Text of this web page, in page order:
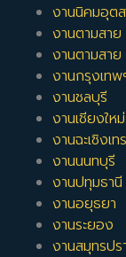
งานนิคมอุต
งานตามสาย
งานตามสาย
งานกรุงเทพ
งานชลบุรี
งานเชียงใหม่
งานฉะเชิงเท
งานนนทบุรี
งานปทุมธานี
งานอยุธยา
งานระยอง
งานสมุทรปร